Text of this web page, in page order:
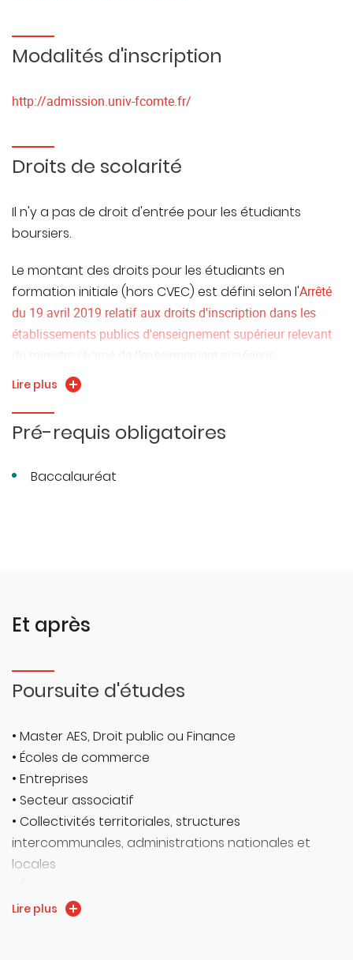
Modalités d'inscription
http://admission.univ-fcomte.fr/
Droits de scolarité
Il n'y a pas de droit d'entrée pour les étudiants
boursiers.
Le montant des droits pour les étudiants en
formation initiale (hors CVEC) est défini selon l'Arrêté
du 19 avril 2019 relatif aux droits d'inscription dans les
établissements publics d'enseignement supérieur relevant
du ministre chargé de l'enseignement supérieur -
Légifrance
Selon les orientations stratégiques de l’UMLP, les
étudiants extracommunautaires assujettis aux
financière, bénéficient systématiquement d’une
Pour connaitre les modalités et montants liés à la
formation continue, vous pouvez consulter le site de
Lire plus
Pré-requis obligatoires
Baccalauréat
Et après
Poursuite d'études
• Master AES, Droit public ou Finance
• Écoles de commerce
• Entreprises
• Secteur associatif
• Collectivités territoriales, structures
intercommunales, administrations nationales et
locales
• Concours administratifs…
Lire plus